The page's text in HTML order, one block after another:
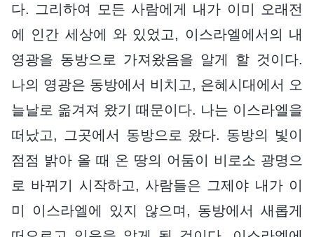
다. 그리하여 모든 사람에게 내가 이미 오래전
에 인간 세상에 와 있었고, 이스라엘에서의 내
영광을 동방으로 가져왔음을 알게 할 것이다.
나의 영광은 동방에서 비치고, 은혜시대에서 오
늘날로 옮겨져 왔기 때문이다. 나는 이스라엘을
떠났고, 그곳에서 동방으로 왔다. 동방의 빛이
점점 밝아 올 때 온 땅의 어둠이 비로소 광명으
로 바뀌기 시작하고, 사람들은 그제야 내가 이
미 이스라엘에 있지 않으며, 동방에서 새롭게